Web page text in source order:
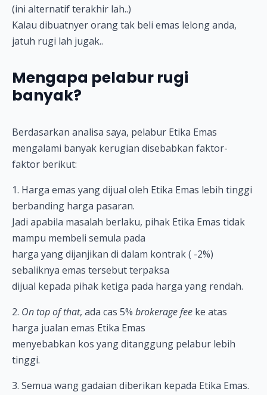
(ini alternatif terakhir lah..)
Kalau dibuatnyer orang tak beli emas lelong anda,
jatuh rugi lah jugak..
Mengapa pelabur rugi
banyak?
Berdasarkan analisa saya, pelabur Etika Emas
mengalami banyak kerugian disebabkan faktor-
faktor berikut:
1. Harga emas yang dijual oleh Etika Emas lebih tinggi
berbanding harga pasaran.
Jadi apabila masalah berlaku, pihak Etika Emas tidak
mampu membeli semula pada
harga yang dijanjikan di dalam kontrak ( -2%)
sebaliknya emas tersebut terpaksa
dijual kepada pihak ketiga pada harga yang rendah.
2. On top of that, ada cas 5% brokerage fee ke atas
harga jualan emas Etika Emas
menyebabkan kos yang ditanggung pelabur lebih
tinggi.
3. Semua wang gadaian diberikan kepada Etika Emas.